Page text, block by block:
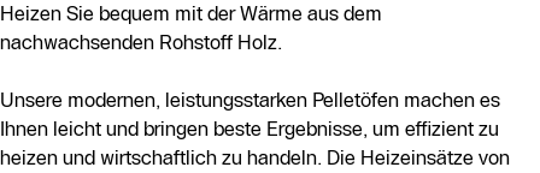
Heizen Sie bequem mit der Wärme aus dem
nachwachsenden Rohstoff Holz.
Unsere modernen, leistungsstarken Pelletöfen machen es
Ihnen leicht und bringen beste Ergebnisse, um effizient zu
heizen und wirtschaftlich zu handeln. Die Heizeinsätze von